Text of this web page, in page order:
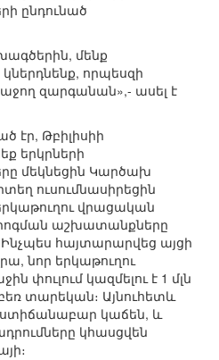
ընդունած
մենք
որպեսզի
զարգանան»,- ասել է
էր, Թբիլիսիի
երկրների
մեկնեցին Կարծախ
ուսումնասիրեցին
վրացական
աշխատանքները
հայտարարվեց այցի
նոր երկաթուղու
փուլում կազմելու է 1 մլն
տարեկան։ Այնուհետև
կաճեն, և
կհասցվեն